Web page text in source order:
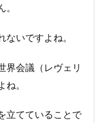
いですよね。
界会議（レヴェリ
。
立てていることで